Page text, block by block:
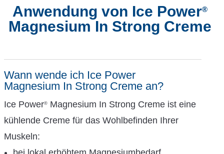
Anwendung von Ice Power®
Magnesium In Strong Creme
Wann wende ich Ice Power
Magnesium In Strong Creme an?
Ice Power® Magnesium In Strong Creme ist eine
kühlende Creme für das Wohlbefinden Ihrer
Muskeln: